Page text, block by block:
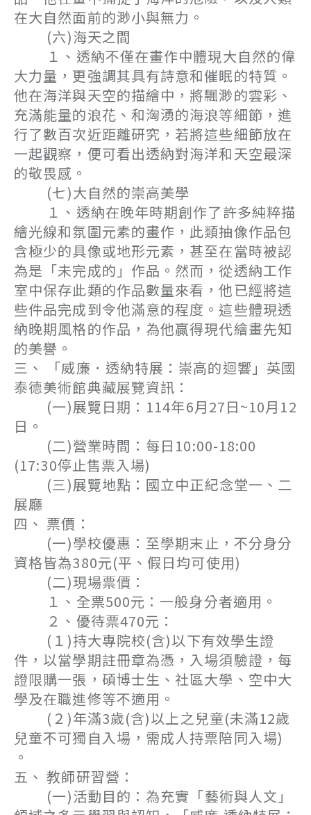
在大自然面前的渺小與無力。
(六)海天之間
１、透納不僅在畫作中體現大自然的偉
大力量，更強調其具有詩意和催眠的特質。
他在海洋與天空的描繪中，將飄渺的雲彩、
充滿能量的浪花、和洶湧的海浪等細節，進
行了數百次近距離研究，若將這些細節放在
一起觀察，便可看出透納對海洋和天空最深
的敬畏感。
(七)大自然的崇高美學
１、透納在晚年時期創作了許多純粹描
繪光線和氛圍元素的畫作，此類抽像作品包
含極少的具像或地形元素，甚至在當時被認
為是「未完成的」作品。然而，從透納工作
室中保存此類的作品數量來看，他已經將這
些件品完成到令他滿意的程度。這些體現透
納晚期風格的作品，為他贏得現代繪畫先知
的美譽。
三、 「威廉．透納特展：崇高的迴響」英國
泰德美術館典藏展覽資訊：
(一)展覽日期：114年6月27日~10月12
日。
(二)營業時間：每日10:00-18:00
(17:30停止售票入場)
(三)展覽地點：國立中正紀念堂一、二
展廳
四、 票價：
(一)學校優惠：至學期末止，不分身分
資格皆為380元(平、假日均可使用)
(二)現場票價：
１、全票500元：一般身分者適用。
２、優待票470元：
(１)持大專院校(含)以下有效學生證
件，以當學期註冊章為憑，入場須驗證，每
證限購一張，碩博士生、社區大學、空中大
學及在職進修等不適用。
(２)年滿3歲(含)以上之兒童(未滿12歲
兒童不可獨自入場，需成人持票陪同入場)
。
五、 教師研習營：
(一)活動目的：為充實「藝術與人文」